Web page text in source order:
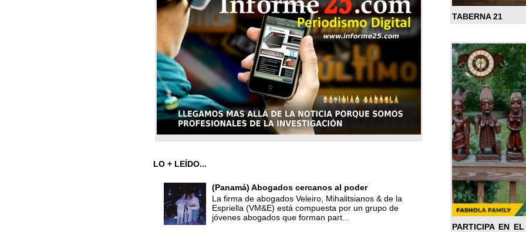
LO + LEÍDO...
(Panamá) Abogados cercanos al poder
La firma de abogados Veleiro, Mihalitsianos & de la
Espriella (VM&E) está compuesta por un grupo de
jóvenes abogados que forman part...
TABERNA 21
PARTICIPA EN